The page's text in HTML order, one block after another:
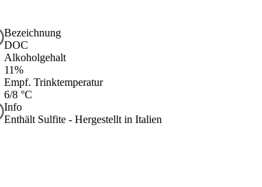
Bezeichnung
DOC
Alkoholgehalt
11%
Empf. Trinktemperatur
6/8 °C
Info
Enthält Sulfite - Hergestellt in Italien